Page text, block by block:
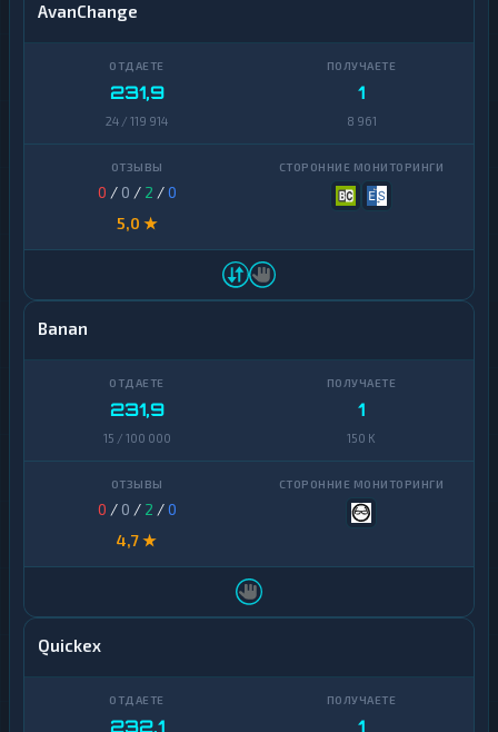
AvanChange
231,9
24 / 119 914
1
8 961
0 / 0 / 2 /0
5,0 ★
Banan
231,9
15 / 100 000
1
150 K
0 / 0 / 2 /0
4,7 ★
Quickex
232,1 1